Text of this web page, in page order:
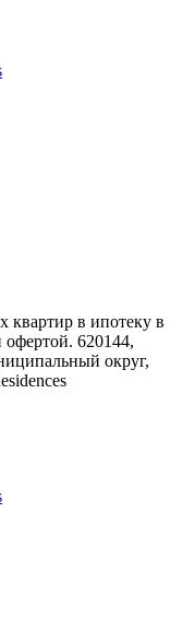
квартир в ипотеку в
офертой. 620144,
округ,